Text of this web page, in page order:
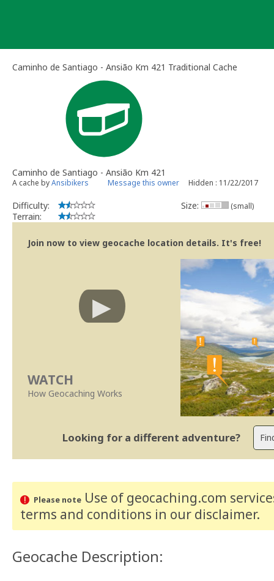
Caminho de Santiago - Ansião Km 421 Traditional Cache
Caminho de Santiago - Ansião Km 421
A cache byAnsibikers Message this owner Hidden : 11/22/2017
Difficulty:
Terrain:
Size: (small)
Join now to view geocache location details. It's free!
WATCH
How Geocaching Works
Looking for a different adventure?
Please noteUse of geocaching.com
terms and conditions in our disclaimer.
Geocache Description: